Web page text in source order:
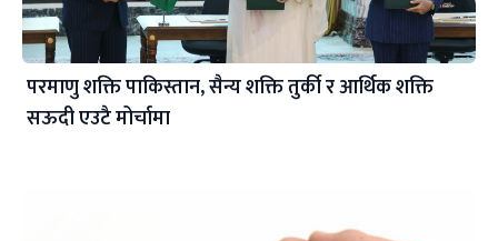
परमाणु शक्ति पाकिस्तान, सैन्य शक्ति तुर्की र आर्थिक शक्ति
सऊदी एउटै मोर्चामा